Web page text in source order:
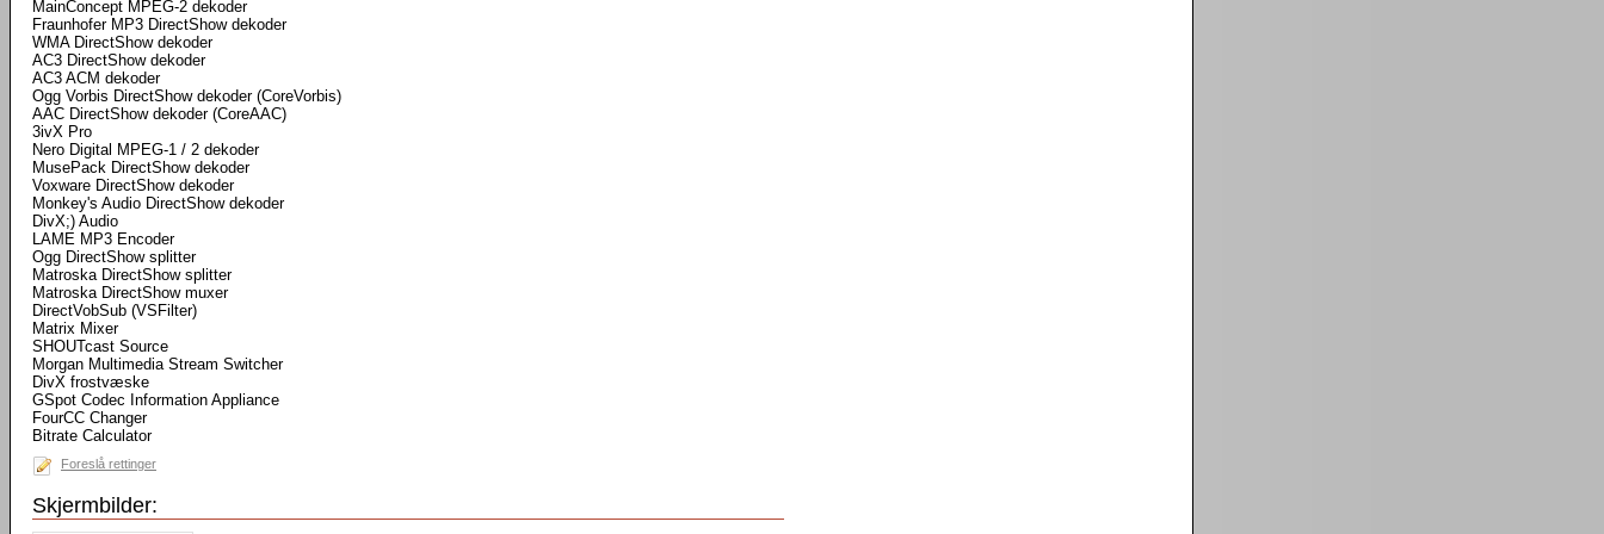
MainConcept MPEG-2 dekoder
Fraunhofer MP3 DirectShow dekoder
WMA DirectShow dekoder
AC3 DirectShow dekoder
AC3 ACM dekoder
Ogg Vorbis DirectShow dekoder (CoreVorbis)
AAC DirectShow dekoder (CoreAAC)
3ivX Pro
Nero Digital MPEG-1 / 2 dekoder
MusePack DirectShow dekoder
Voxware DirectShow dekoder
Monkey's Audio DirectShow dekoder
DivX;) Audio
LAME MP3 Encoder
Ogg DirectShow splitter
Matroska DirectShow splitter
Matroska DirectShow muxer
DirectVobSub (VSFilter)
Matrix Mixer
SHOUTcast Source
Morgan Multimedia Stream Switcher
DivX frostvæske
GSpot Codec Information Appliance
FourCC Changer
Bitrate Calculator
Foreslå rettinger
Skjermbilder: